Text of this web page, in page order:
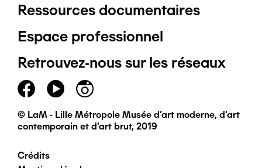
Pied
de
page
principal
Ressources documentaires
Espace professionnel
Retrouvez-nous sur les réseaux
© LaM - Lille Métropole Musée d'art moderne, d'art
contemporain et d'art brut, 2019
Crédits